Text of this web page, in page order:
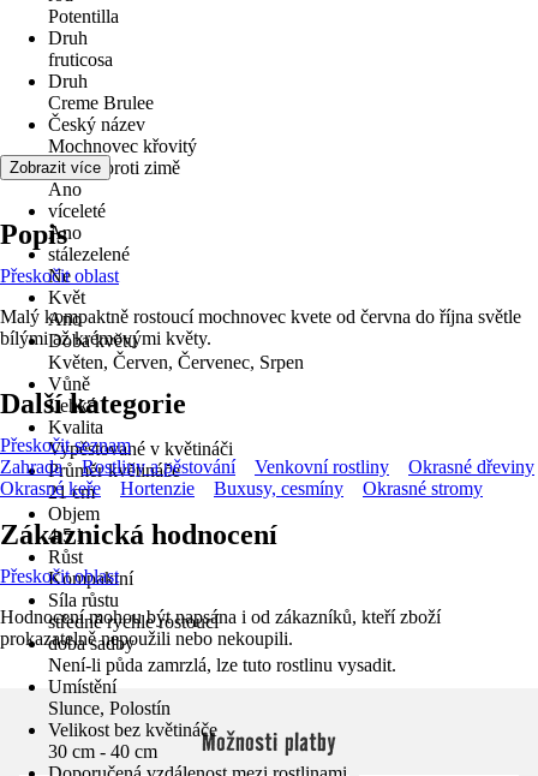
Potentilla
Druh
fruticosa
Druh
Creme Brulee
Český název
Mochnovec křovitý
odolné proti zimě
Ano
víceleté
Ano
stálezelené
Ne
Květ
Ano
Doba květu
Květen, Červen, Červenec, Srpen
Vůně
Lehké
Kvalita
Vypěstované v květináči
Průměr květináče
21 cm
Objem
4,5 l
Růst
Kompaktní
Síla růstu
středně rychle rostoucí
doba sadby
Není-li půda zamrzlá, lze tuto rostlinu vysadit.
Umístění
Slunce, Polostín
Velikost bez květináče
30 cm - 40 cm
Zobrazit více
Popis
Přeskočit oblast
Malý kompaktně rostoucí mochnovec kvete od června do října světle
bílými až krémovými květy.
Další kategorie
Přeskočit seznam
Zahrada
Rostliny a pěstování Venkovní rostliny
Okrasné dřeviny
Okrasné keře
Hortenzie Buxusy, cesmíny Okrasné stromy
Zákaznická hodnocení
Přeskočit oblast
Hodnocení mohou být napsána i od zákazníků, kteří zboží
prokazatelně nepoužili nebo nekoupili.
Možnosti platby